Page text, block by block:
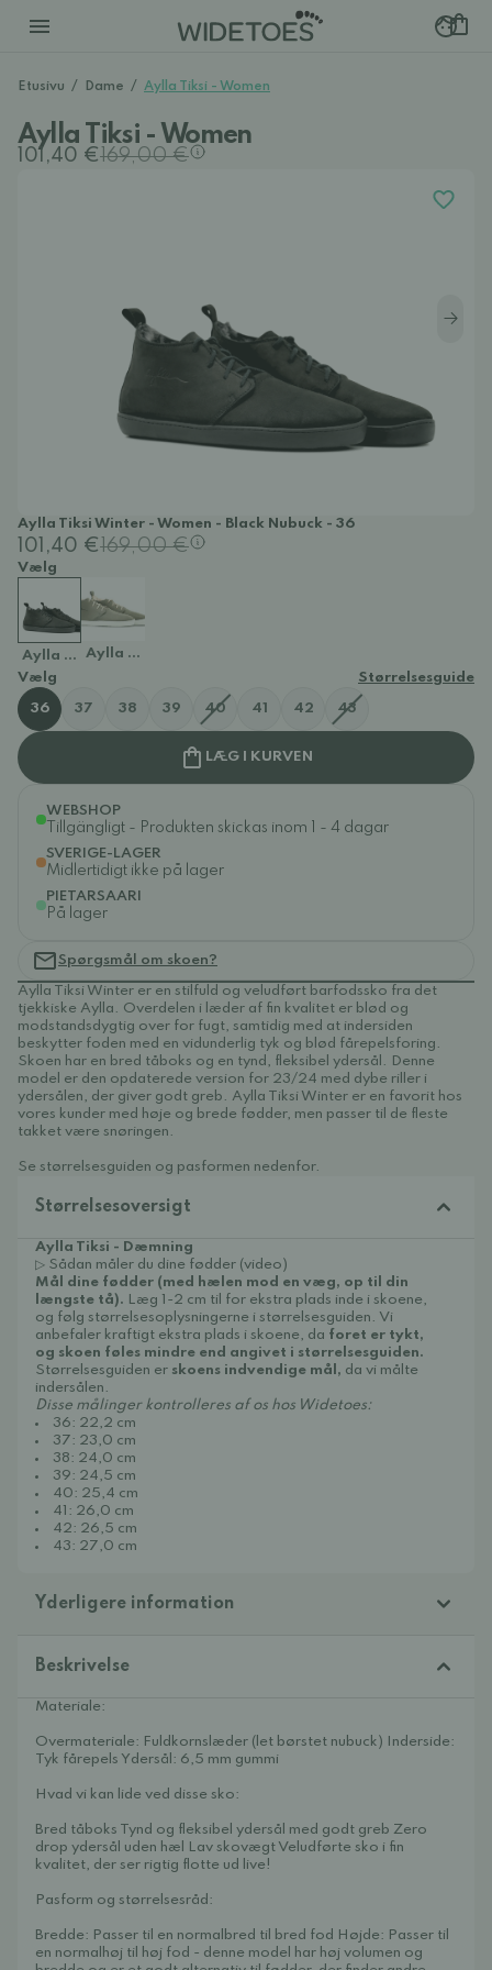
Etusivu / Dame / Aylla Tiksi - Women
Aylla Tiksi - Women
101,40 €169,00 €
Aylla Tiksi Winter - Women - Black Nubuck - 36
101,40 €169,00 €
Vælg
Aylla Tiksi Winter - Women - Black Nubuck
Aylla Tiksi Winter - Women - Khaki
Vælg
Størrelsesguide
36 37 38 39 40 41 42 43
LÆG I KURVEN
WEBSHOP
Tillgängligt - Produkten skickas inom 1 - 4 dagar
SVERIGE-LAGER
Midlertidigt ikke på lager
PIETARSAARI
På lager
Spørgsmål om skoen?
Aylla Tiksi Winter er en stilfuld og veludført barfodssko fra det
tjekkiske Aylla. Overdelen i læder af fin kvalitet er blød og
modstandsdygtig over for fugt, samtidig med at indersiden
beskytter foden med en vidunderlig tyk og blød fårepelsforing.
Skoen har en bred tåboks og en tynd, fleksibel ydersål. Denne
model er den opdaterede version for 23/24 med dybe riller i
ydersålen, der giver godt greb. Aylla Tiksi Winter er en favorit hos
vores kunder med høje og brede fødder, men passer til de fleste
takket være snøringen.
Se størrelsesguiden og pasformen nedenfor.
Størrelsesoversigt
Aylla Tiksi - Dæmning
▷ Sådan måler du dine fødder (video)
Mål dine fødder (med hælen mod en væg, op til din
længste tå). Læg 1-2 cm til for ekstra plads inde i skoene,
og følg størrelsesoplysningerne i størrelsesguiden. Vi
anbefaler kraftigt ekstra plads i skoene, da foret er tykt,
og skoen føles mindre end angivet i størrelsesguiden.
Størrelsesguiden er skoens indvendige mål, da vi målte
indersålen.
Disse målinger kontrolleres af os hos Widetoes:
36: 22,2 cm
37: 23,0 cm
38: 24,0 cm
39: 24,5 cm
40: 25,4 cm
41: 26,0 cm
42: 26,5 cm
43: 27,0 cm
Yderligere information
Beskrivelse
Materiale:
Overmateriale: Fuldkornslæder (let børstet nubuck) Inderside:
Tyk fårepels Ydersål: 6,5 mm gummi
Hvad vi kan lide ved disse sko:
Bred tåboks Tynd og fleksibel ydersål med godt greb Zero
drop ydersål uden hæl Lav skovægt Veludførte sko i fin
kvalitet, der ser rigtig flotte ud live!
Pasform og størrelsesråd:
Bredde: Passer til en normalbred til bred fod Højde: Passer til
en normalhøj til høj fod - denne model har høj volumen og